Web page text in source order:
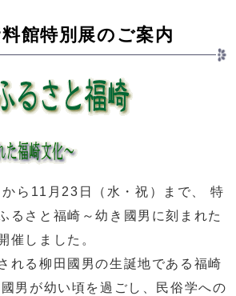
館特別展のご案内
ら11月23日（水・祝）まで、 特
るさと福崎～幼き國男に刻まれた
催しました。
れる柳田國男の生誕地である福崎
男が幼い頃を過ごし、民俗学への